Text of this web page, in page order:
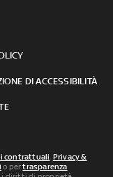
DI ACCESSIBILITÀ
contrattuali, Privacy &
o pertrasparenza